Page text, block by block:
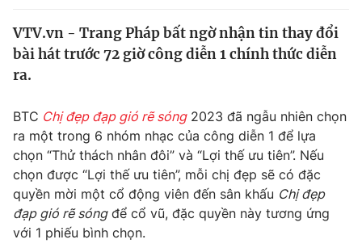
Tin tức
Thế giới đó đây
Kinh tế
Thị trường
Góc doanh nghiệp
Truyền hình
Phim VTV
Hậu trường
Giải trí
Điện ảnh
Đời sống
VTV.vn - Trang Pháp bất ngờ nhận tin thay đổi
bài hát trước 72 giờ công diễn 1 chính thức diễn
ra.
BTC Chị đẹp đạp gió rẽ sóng2023 đã ngẫu nhiên chọn
ra một trong 6 nhóm nhạc của công diễn 1 để lựa
chọn “Thử thách nhân đôi” và “Lợi thế ưu tiên”. Nếu
chọn được “Lợi thế ưu tiên”, mỗi chị đẹp sẽ có đặc
quyền mời một cổ động viên đến sân khấu Chị đẹp
đạp gió rẽ sóngđể cổ vũ, đặc quyền này tương ứng
với 1 phiếu bình chọn.